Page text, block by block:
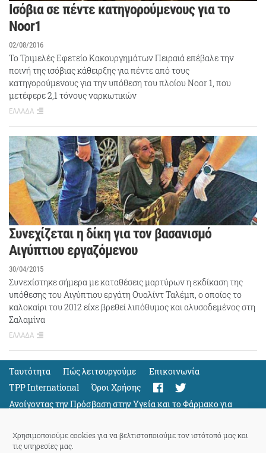
Χρησιμοποιούμε cookies για να βελτιστοποιούμε τον ιστότοπό μας και
τις υπηρεσίες μας.
Ισόβια σε πέντε κατηγορούμενους για το
Noor1
02/08/2016
Το Τριμελές Εφετείο Κακουργημάτων Πειραιά επέβαλε την
ποινή της ισόβιας κάθειρξης για πέντε από τους
κατηγορούμενους για την υπόθεση του πλοίου Νoor 1, που
μετέφερε 2,1 τόνους ναρκωτικών
ΕΛΛΑΔΑ
Συνεχίζεται η δίκη για τον βασανισμό
Αιγύπτιου εργαζόμενου
30/04/2015
Συνεχίστηκε σήμερα με καταθέσεις μαρτύρων η εκδίκαση της
υπόθεσης του Αιγύπτιου εργάτη Ουαλίντ Ταλέμπ, ο οποίος το
καλοκαίρι του 2012 είχε βρεθεί λιπόθυμος και αλυσοδεμένος στη
Σαλαμίνα
ΕΛΛΑΔΑ
Ταυτότητα Πώς λειτουργούμε
Eπικοινωνία
TPP International
Όροι Χρήσης
Ανοίγοντας την Πρόσβαση στην Υγεία και το Φάρμακο για
Όλους
Support